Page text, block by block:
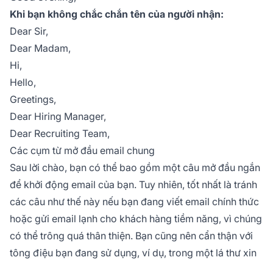
Khi bạn không chắc chắn tên của người nhận:
Dear Sir,
Dear Madam,
Hi,
Hello,
Greetings,
Dear Hiring Manager,
Dear Recruiting Team,
Các cụm từ mở đầu email chung
Sau lời chào, bạn có thể bao gồm một câu mở đầu ngắn
để khởi động email của bạn. Tuy nhiên, tốt nhất là tránh
các câu như thế này nếu bạn đang viết email chính thức
hoặc gửi email lạnh cho khách hàng tiềm năng, vì chúng
có thể trông quá thân thiện. Bạn cũng nên cẩn thận với
tông điệu bạn đang sử dụng, ví dụ, trong một lá thư xin